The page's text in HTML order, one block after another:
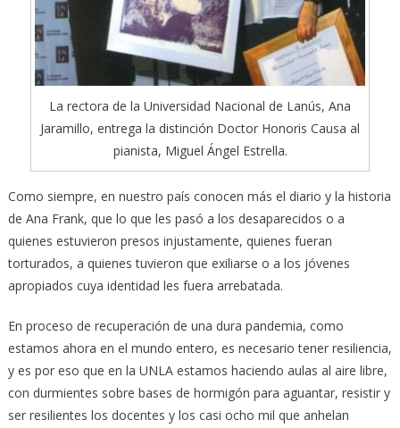
La rectora de la Universidad Nacional de Lanús, Ana
Jaramillo, entrega la distinción Doctor Honoris Causa al
pianista, Miguel Ángel Estrella.
Como siempre, en nuestro país conocen más el diario y la historia
de Ana Frank, que lo que les pasó a los desaparecidos o a
quienes estuvieron presos injustamente, quienes fueran
torturados, a quienes tuvieron que exiliarse o a los jóvenes
apropiados cuya identidad les fuera arrebatada.
En proceso de recuperación de una dura pandemia, como
estamos ahora en el mundo entero, es necesario tener resiliencia,
y es por eso que en la UNLA estamos haciendo aulas al aire libre,
con durmientes sobre bases de hormigón para aguantar, resistir y
ser resilientes los docentes y los casi ocho mil que anhelan